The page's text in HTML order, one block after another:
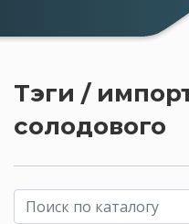
Тэги /
солодового